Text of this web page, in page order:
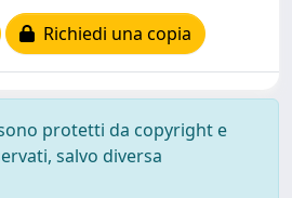
Richiedi una copia
protetti da copyright e
salvo diversa